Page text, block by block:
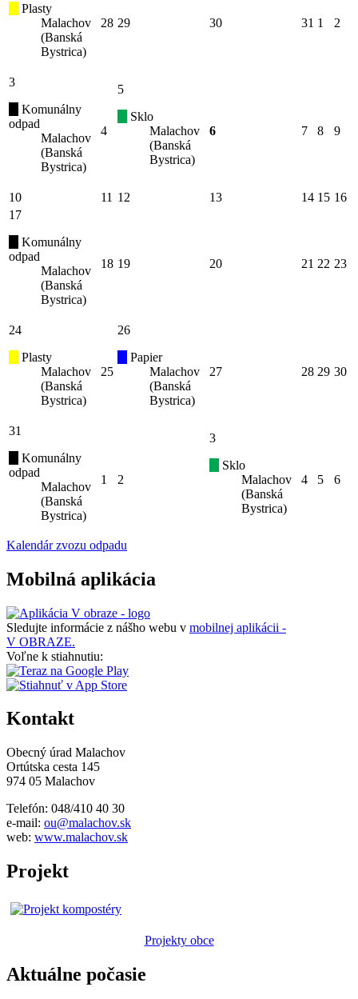
Plasty
Malachov
(Banská
Bystrica)
28 29 30 31 1 2
3
Komunálny
odpad
Malachov
(Banská
Bystrica)
4
5
Sklo
Malachov
(Banská
Bystrica)
6 7 8 9
10 11 12 13 14 15 16
17
Komunálny
odpad
Malachov
(Banská
Bystrica)
18 19 20 21 22 23
24
Plasty
Malachov
(Banská
Bystrica)
25
26
Papier
Malachov
(Banská
Bystrica)
27 28 29 30
31
Komunálny
odpad
Malachov
(Banská
Bystrica)
1 2
3
Sklo
Malachov
(Banská
Bystrica)
4 5 6
Kalendár zvozu odpadu
Mobilná aplikácia
Sledujte informácie z nášho webu v mobilnej aplikácii -
V OBRAZE.
Voľne k stiahnutiu:
Kontakt
Obecný úrad Malachov
Ortútska cesta 145
974 05 Malachov
Telefón: 048/410 40 30
e-mail: ou@malachov.sk
web: www.malachov.sk
Projekt
Projekty obce
Aktuálne počasie